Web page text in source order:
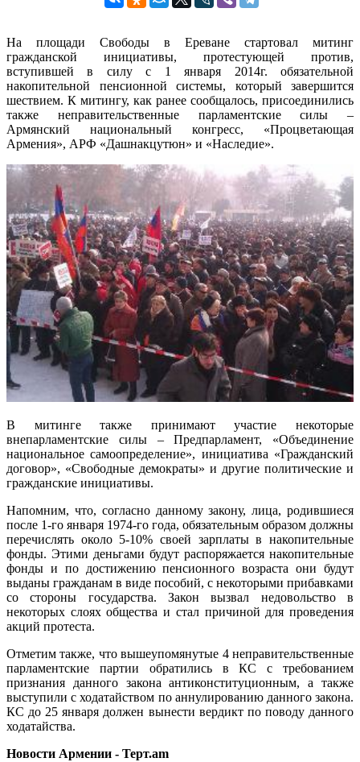
На площади Свободы в Ереване стартовал митинг
гражданской инициативы, протестующей против,
вступившей в силу с 1 января 2014г. обязательной
накопительной пенсионной системы, который завершится
шествием. К митингу, как ранее сообщалось, присоединились
также неправительственные парламентские силы –
Армянский национальный конгресс, «Процветающая
Армения», АРФ «Дашнакцутюн» и «Наследие».
В митинге также принимают участие некоторые
внепарламентские силы – Предпарламент, «Объединение
национальное самоопределение», инициатива «Гражданский
договор», «Свободные демократы» и другие политические и
гражданские инициативы.
Напомним, что, согласно данному закону, лица, родившиеся
после 1-го января 1974-го года, обязательным образом должны
перечислять около 5-10% своей зарплаты в накопительные
фонды. Этими деньгами будут распоряжается накопительные
фонды и по достижению пенсионного возраста они будут
выданы гражданам в виде пособий, с некоторыми прибавками
со стороны государства. Закон вызвал недовольство в
некоторых слоях общества и стал причиной для проведения
акций протеста.
Отметим также, что вышеупомянутые 4 неправительственные
парламентские партии обратились в КС с требованием
признания данного закона антиконституционным, а также
выступили с ходатайством по аннулированию данного закона.
КС до 25 января должен вынести вердикт по поводу данного
ходатайства.
Новости Армении - Терт.am